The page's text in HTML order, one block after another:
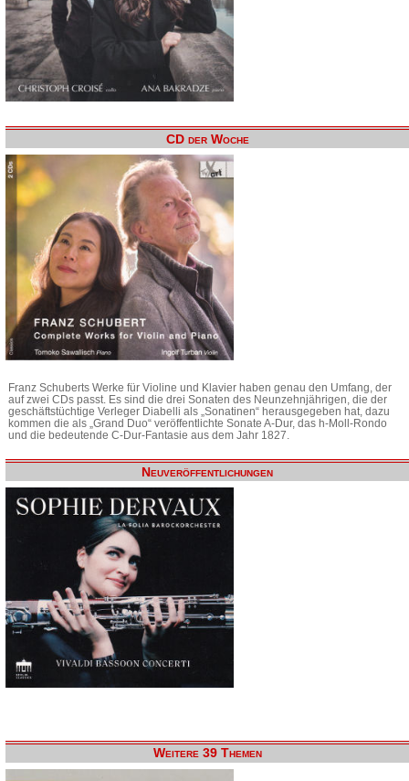
CD der Woche
Franz Schuberts Werke für Violine und Klavier haben genau den Umfang, der
auf zwei CDs passt. Es sind die drei Sonaten des Neunzehnjährigen, die der
geschäftstüchtige Verleger Diabelli als „Sonatinen“ herausgegeben hat, dazu
kommen die als „Grand Duo“ veröffentlichte Sonate A-Dur, das h-Moll-Rondo
und die bedeutende C-Dur-Fantasie aus dem Jahr 1827.
Neuveröffentlichungen
Weitere 39 Themen